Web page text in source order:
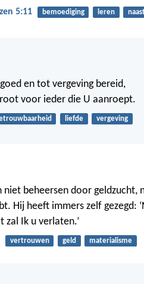
5:11 bemoediging leren
en tot vergeving bereid,
voor ieder die U aanroept.
liefde vergeving
niet beheersen door geldzucht,
Hij heeft immers zelf gezegd:
zal Ik u verlaten.’
vertrouwen geld materialisme